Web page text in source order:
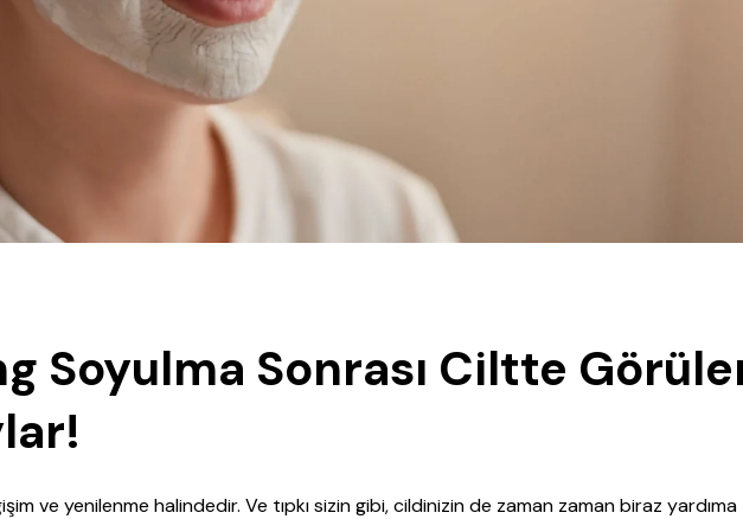
Soyulma Sonrası Ciltte
ve yenilenme halindedir. Ve tıpkı sizin gibi, cildinizin de zaman zaman biraz yardıma